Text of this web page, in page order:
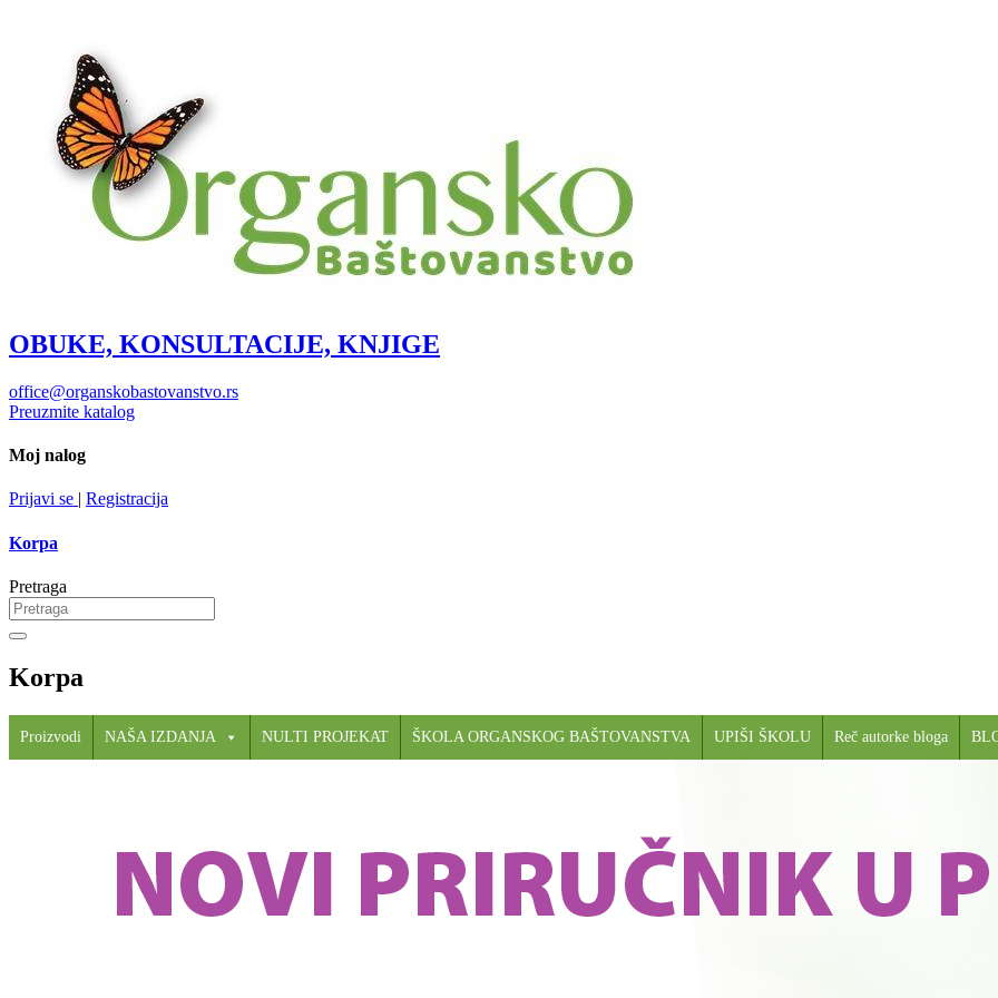
OBUKE, KONSULTACIJE, KNJIGE
office@organskobastovanstvo.rs
Preuzmite katalog
Moj nalog
Prijavi se | Registracija
Korpa
Pretraga
Korpa
Proizvodi NAŠA IZDANJA NULTI PROJEKAT ŠKOLA ORGANSKOG BAŠTOVANSTVA UPIŠI ŠKOLU Reč autorke bloga